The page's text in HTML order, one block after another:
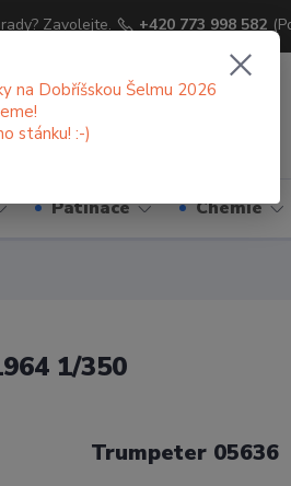
Zavolejte. +420 773 998 582
Patinace Chemie
1/350
Trumpeter 05636
na Dobříšskou Šelmu 2026
stánku! :-)